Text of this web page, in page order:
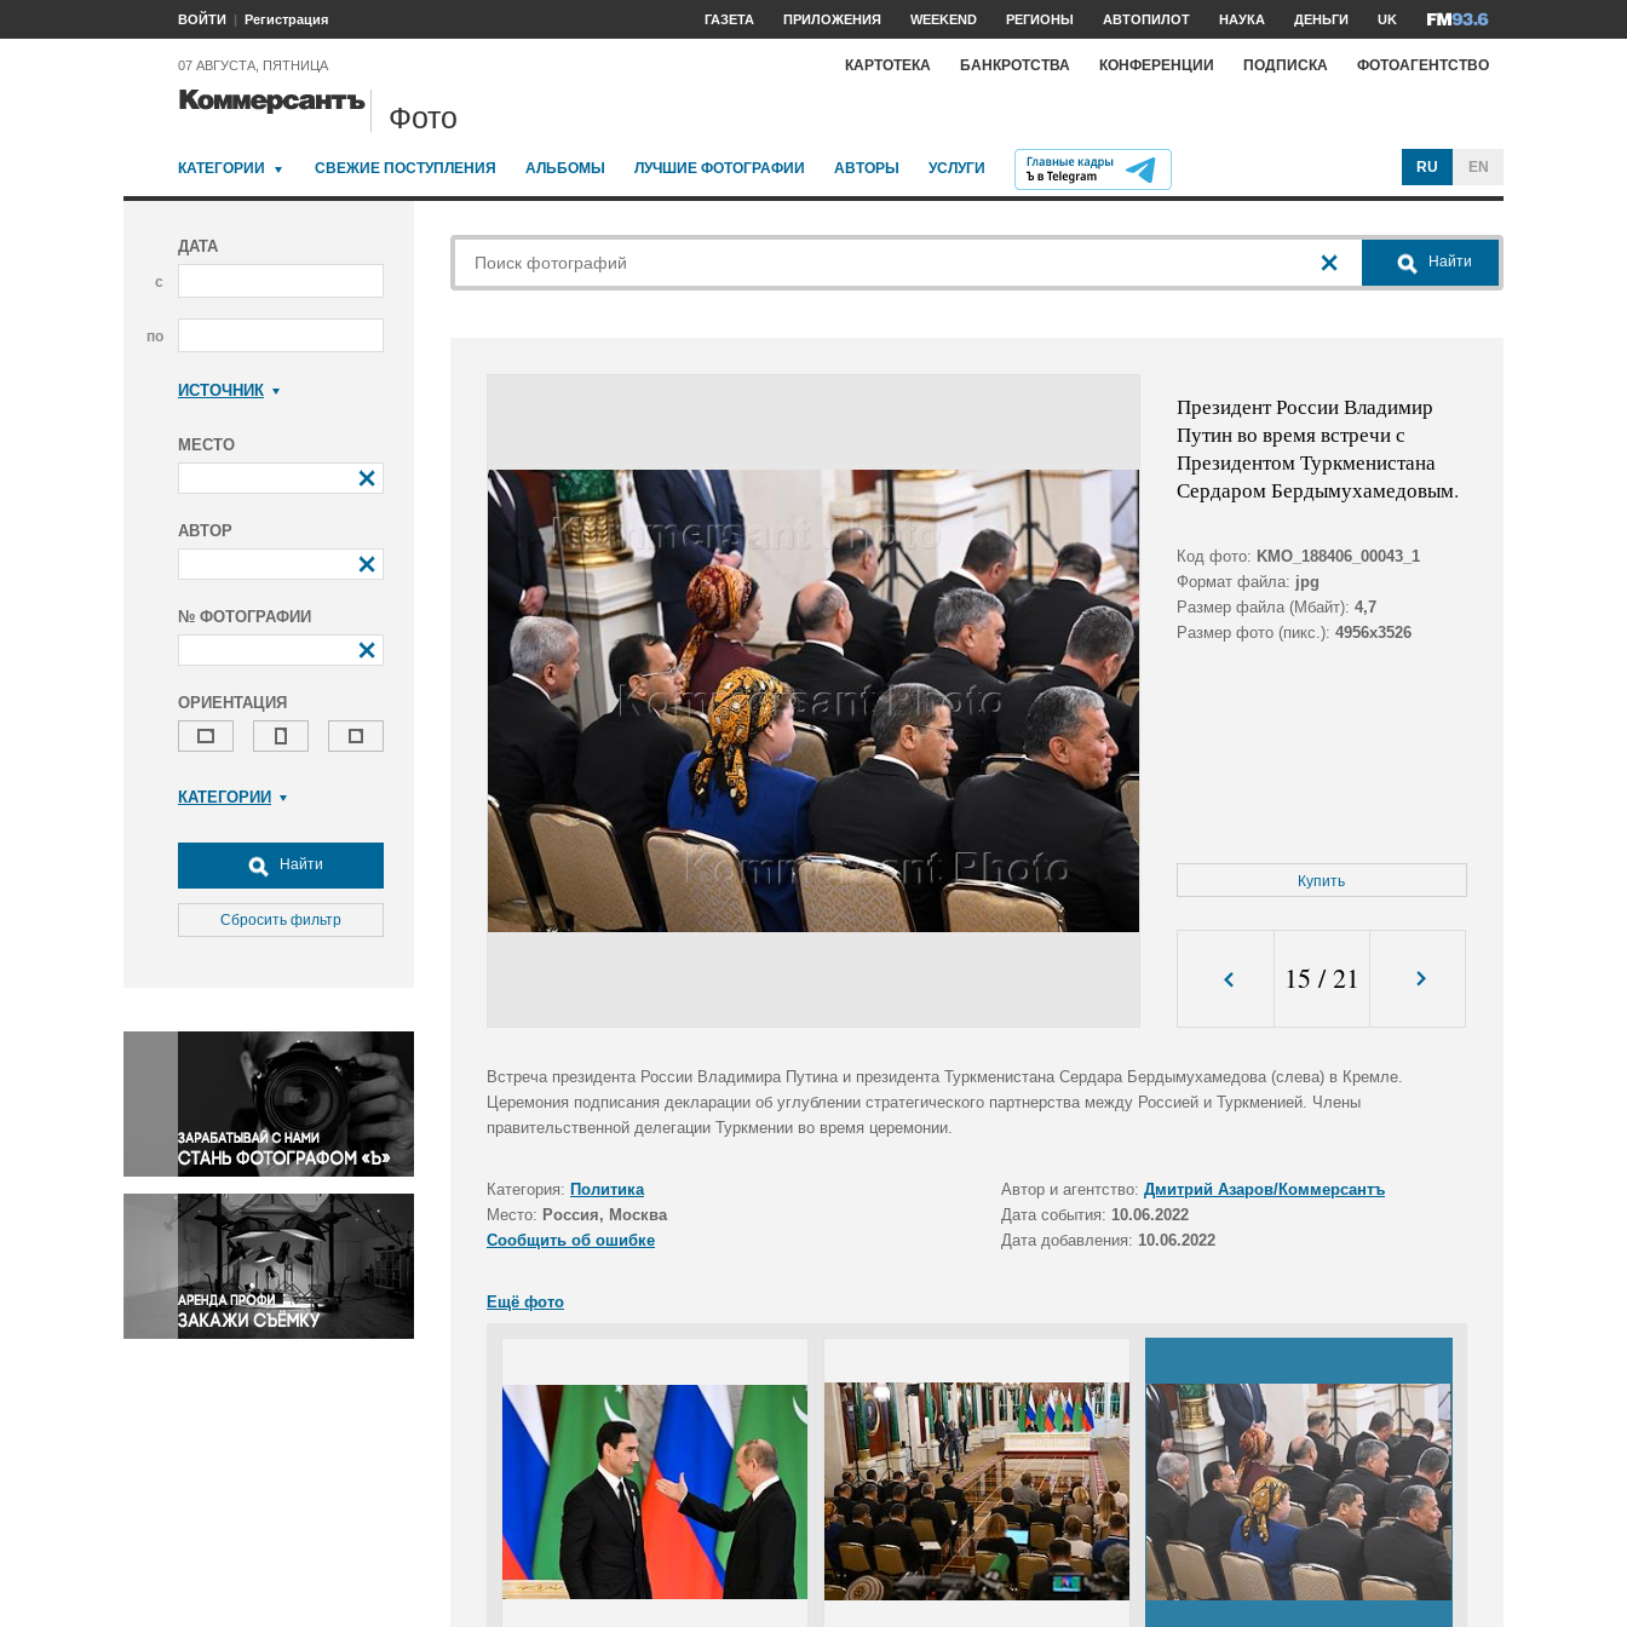
ВОЙТИ Регистрация ГАЗЕТА ПРИЛОЖЕНИЯ WEEKEND РЕГИОНЫ АВТОПИЛОТ НАУКА ДЕНЬГИ UK
07 АВГУСТА, ПЯТНИЦА КАРТОТЕКА БАНКРОТСТВА КОНФЕРЕНЦИИ ПОДПИСКА ФОТОАГЕНТСТВО
Фото
КАТЕГОРИИ СВЕЖИЕ ПОСТУПЛЕНИЯ АЛЬБОМЫ ЛУЧШИЕ ФОТОГРАФИИ АВТОРЫ УСЛУГИ RU EN
ДАТА
с
по
ИСТОЧНИК
МЕСТО
АВТОР
№ ФОТОГРАФИИ
ОРИЕНТАЦИЯ
КАТЕГОРИИ
Досуг, туризм и отдых
Культура
Медицина
Окружающая среда
Политика
Правосудие
Происшествия и конфликты
Религия
Светская жизнь
Спорт
Экология
Экономика и бизнес
Найти
Сбросить фильтр
Найти
Президент России Владимир
Путин во время встречи с
Президентом Туркменистана
Сердаром Бердымухамедовым.
Код фото: KMO_188406_00043_1
Формат файла: jpg
Размер файла (Мбайт): 4,7
Размер фото (пикс.): 4956x3526
Купить
15 /21
Встреча президента России Владимира Путина и президента Туркменистана Сердара Бердымухамедова (слева) в Кремле.
Церемония подписания декларации об углублении стратегического партнерства между Россией и Туркменией. Члены
правительственной делегации Туркмении во время церемонии.
Категория: Политика Автор и агентство: Дмитрий Азаров/Коммерсантъ
Место: Россия, Москва Дата события: 10.06.2022
Сообщить об ошибке
Дата добавления: 10.06.2022
Ещё фото